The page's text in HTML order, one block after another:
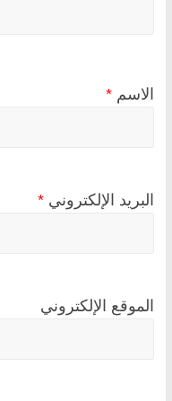
الاسم *
البريد الإلكتروني *
الموقع الإلكتروني